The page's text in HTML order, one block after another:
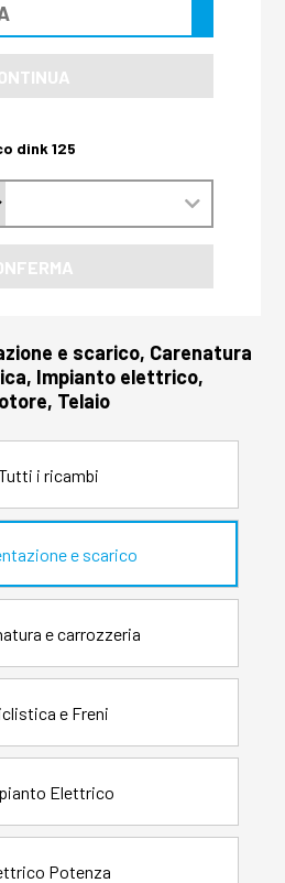
dink 125
e scarico, Carenatura
Impianto elettrico,
Telaio
i ricambi
e scarico
e carrozzeria
e Freni
Elettrico
Potenza